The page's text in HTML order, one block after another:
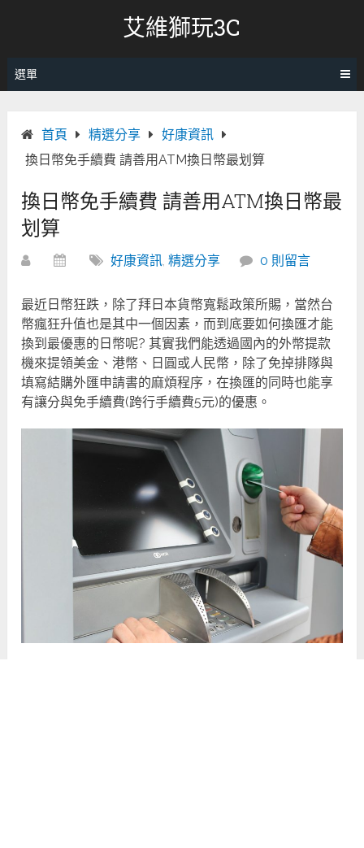
艾維獅玩3C
選單
首頁 精選分享
好康資訊
換日幣免手續費 請善用ATM換日幣最划算
換日幣免手續費 請善用ATM換日幣最
划算
好康資訊,精選分享 0 則留言
最近日幣狂跌，除了拜日本貨幣寬鬆政策所賜，當然台
幣瘋狂升值也是其中一個因素，而到底要如何換匯才能
換到最優惠的日幣呢? 其實我們能透過國內的外幣提款
機來提領美金、港幣、日圓或人民幣，除了免掉排隊與
填寫結購外匯申請書的麻煩程序，在換匯的同時也能享
有讓分與免手續費(跨行手續費5元)的優惠。